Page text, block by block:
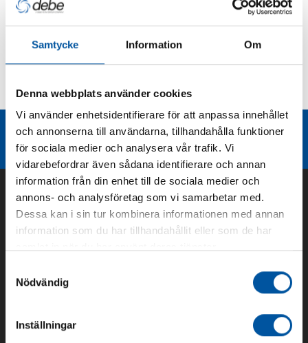
Samtycke Information Om
Denna webbplats använder cookies
Vi använder enhetsidentifierare för att anpassa innehållet
och annonserna till användarna, tillhandahålla funktioner
för sociala medier och analysera vår trafik. Vi
vidarebefordrar även sådana identifierare och annan
information från din enhet till de sociala medier och
annons- och analysföretag som vi samarbetar med.
Dessa kan i sin tur kombinera informationen med annan
information som du har tillhandahållit eller som de har
Nödvändig
Inställningar
Produktbeskrivning
Teknisk dokumentation
Liknande produktgrupper
Om oss